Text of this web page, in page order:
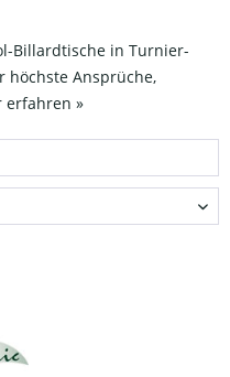
Billardtische in Turnier-
höchste Ansprüche,
erfahren »